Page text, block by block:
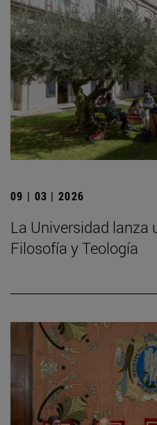
09 | 03 | 2026
La Universidad lanza
Filosofía y Teología